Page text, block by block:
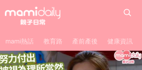
mami熱話 教育路 產前產後 健康資訊